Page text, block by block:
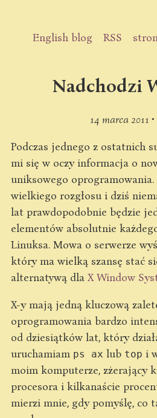
English blog RSS
Nadchodzi
14 marca 2011 •
Podczas jednego z ostatnich
mi się w oczy informacja o
uniksowego
wielkiego rozgłosu i dziś
lat prawdopodobnie będzie
elementów absolutnie
Linuksa. Mowa o serwerze
który ma wielką szansę stać
alternatywą dla X Window
X-y mają jedną kluczową
oprogramowania bardzo
od dziesiątków lat, który
uruchamiam ps ax lub top i
moim komputerze, zżerający
procesora i kilkanaście
mierzi mnie, gdy pomyślę, co